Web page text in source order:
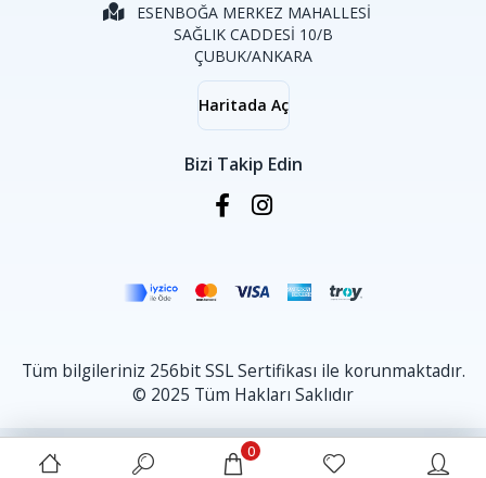
ESENBOĞA MERKEZ MAHALLESİ
SAĞLIK CADDESİ 10/B
ÇUBUK/ANKARA
Haritada Aç
Bizi Takip Edin
Tüm bilgileriniz 256bit SSL Sertifikası ile korunmaktadır.
© 2025 Tüm Hakları Saklıdır
0